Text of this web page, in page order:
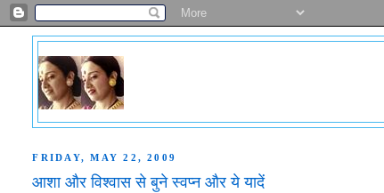
FRIDAY, MAY 22, 2009
आशा और विश्वास से बुने स्वप्न और ये यादें